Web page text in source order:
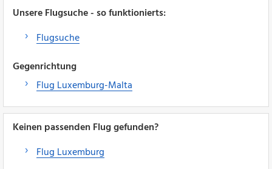
Unsere Flugsuche - so funktionierts:
Flugsuche
Gegenrichtung
Flug Luxemburg-Malta
Keinen passenden Flug gefunden?
Flug Luxemburg